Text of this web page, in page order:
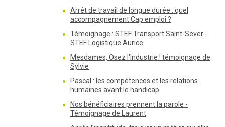
Arrêt de travail de longue durée : quel
accompagnement Cap emploi ?
Témoignage : STEF Transport Saint-Sever -
STEF Logistique Aurice
Mesdames, Osez l'Industrie ! témoignage de
Sylvie
Pascal : les compétences et les relations
humaines avant le handicap
Nos bénéficiaires prennent la parole -
Témoignage de Laurent